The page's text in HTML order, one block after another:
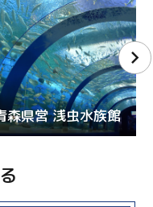
森県営 浅虫水族館